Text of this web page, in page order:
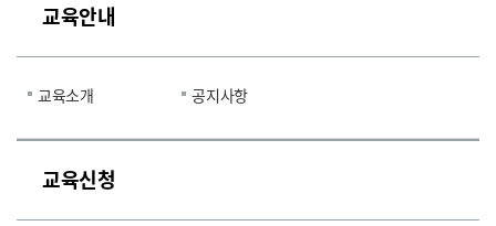
교육안내
교육소개 공지사항
교육신청